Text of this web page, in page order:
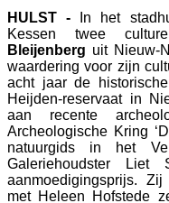
HULST - In het
Kessen twee
Bleijenberg uit Nieuw-
waardering voor zijn
acht jaar de
Heijden-reservaat in
aan recente
Archeologische Kring
natuurgids in het
Galeriehoudster
aanmoedigingsprijs.
met Heleen Hofstede